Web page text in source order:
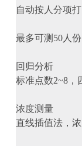
自动按人分项
最多可测50人份
回归分析
标准点数2~8，
浓度测量
直线插值法，